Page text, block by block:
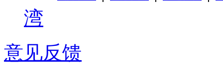
湾
意见反馈